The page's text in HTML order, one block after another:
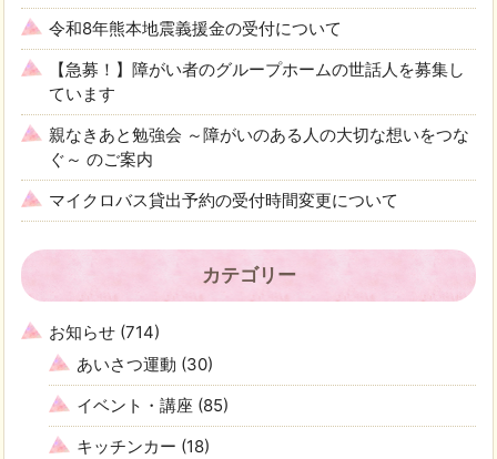
令和8年熊本地震義援金の受付について
【急募！】障がい者のグループホームの世話人を募集し
ています
親なきあと勉強会 ～障がいのある人の大切な想いをつな
ぐ～ のご案内
マイクロバス貸出予約の受付時間変更について
カテゴリー
お知らせ (714)
あいさつ運動 (30)
イベント・講座 (85)
キッチンカー (18)